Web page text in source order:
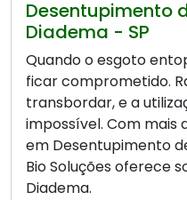
Desentupimento
Diadema - SP
Quando o esgoto
ficar comprometido.
transbordar, e a
impossível. Com mais
em Desentupimento
Bio Soluções oferece
Diadema.